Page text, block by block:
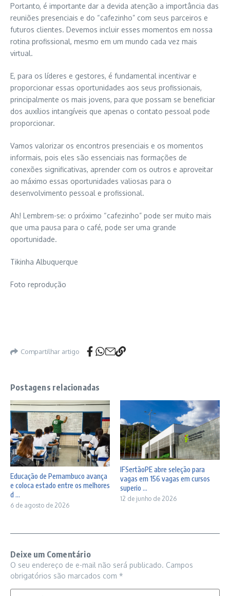
Portanto, é importante dar a devida atenção a importância das
reuniões presenciais e do “cafezinho” com seus parceiros e
futuros clientes. Devemos incluir esses momentos em nossa
rotina profissional, mesmo em um mundo cada vez mais
virtual.
E, para os líderes e gestores, é fundamental incentivar e
proporcionar essas oportunidades aos seus profissionais,
principalmente os mais jovens, para que possam se beneficiar
dos auxílios intangíveis que apenas o contato pessoal pode
proporcionar.
Vamos valorizar os encontros presenciais e os momentos
informais, pois eles são essenciais nas formações de
conexões significativas, aprender com os outros e aproveitar
ao máximo essas oportunidades valiosas para o
desenvolvimento pessoal e profissional.
Ah! L embrem-se: o próximo “cafezinho” pode ser muito mais
que uma pausa para o café, pode ser uma grande
oportunidade.
Tikinha Albuquerque
Foto reprodução
Compartilhar artigo
Postagens relacionadas
Educação de Pernambuco avança
e coloca estado entre os melhores
d ...
6 de agosto de 2026
IFSertãoPE abre seleção para
vagas em 156 vagas em cursos
superio ...
12 de junho de 2026
Deixe um Comentário
O seu endereço de e-mail não será publicado. Campos
obrigatórios são marcados com *